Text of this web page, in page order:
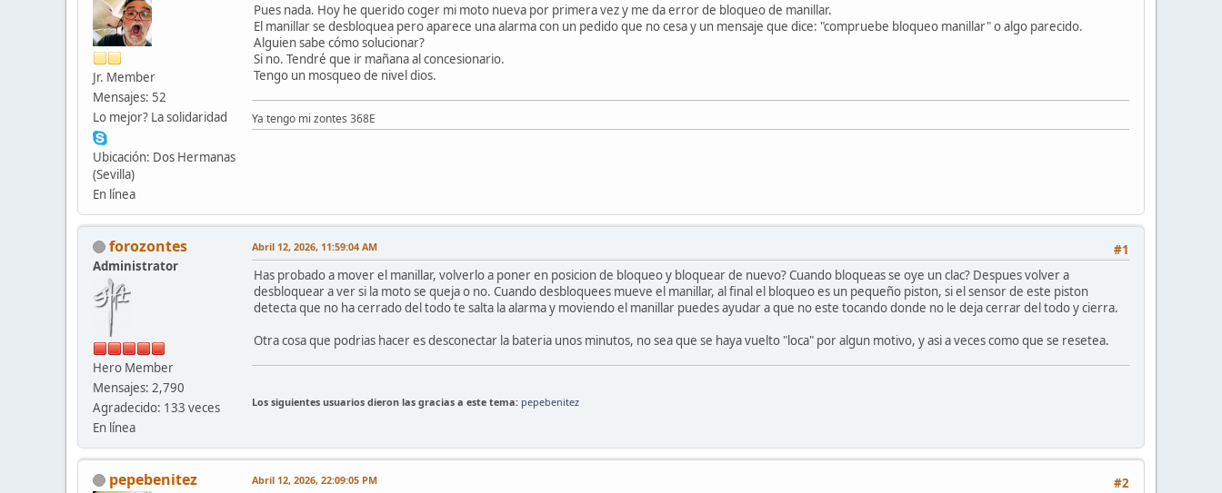
Jr. Member
Mensajes: 52
Lo mejor? La solidaridad
Ubicación: Dos Hermanas
(Sevilla)
En línea
Pues nada. Hoy he querido coger mi moto nueva por primera vez y me da error de bloqueo de manillar.
El manillar se desbloquea pero aparece una alarma con un pedido que no cesa y un mensaje que dice: "compruebe bloqueo manillar" o algo parecido.
Alguien sabe cómo solucionar?
Si no. Tendré que ir mañana al concesionario.
Tengo un mosqueo de nivel dios.
Ya tengo mi zontes 368E
forozontes
Administrator
Hero Member
Mensajes: 2,790
Agradecido: 133 veces
En línea
#1
Abril 12, 2026, 11:59:04 AM
Has probado a mover el manillar, volverlo a poner en posicion de bloqueo y bloquear de nuevo? Cuando bloqueas se oye un clac? Despues volver a
desbloquear a ver si la moto se queja o no. Cuando desbloquees mueve el manillar, al final el bloqueo es un pequeño piston, si el sensor de este piston
detecta que no ha cerrado del todo te salta la alarma y moviendo el manillar puedes ayudar a que no este tocando donde no le deja cerrar del todo y cierra.
Otra cosa que podrias hacer es desconectar la bateria unos minutos, no sea que se haya vuelto "loca" por algun motivo, y asi a veces como que se resetea.
Los siguientes usuarios dieron las gracias a este tema: pepebenitez
pepebenitez #2
Abril 12, 2026, 22:09:05 PM